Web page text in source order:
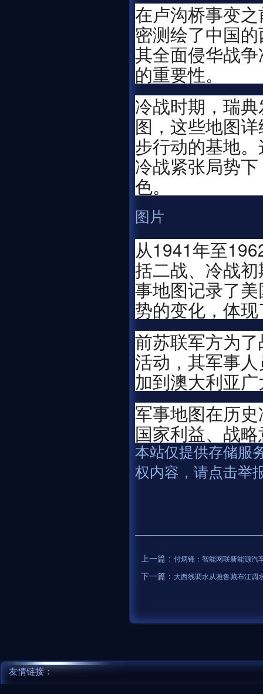
在卢沟桥事变
密测绘了中国
其全面侵华战
的重要性。
冷战时期，瑞
图，这些地图
步行动的基地
冷战紧张局势
色。
图片
从1941年至
括二战、冷战
事地图记录了
势的变化，体
前苏联军方为
活动，其军事
加到澳大利亚
军事地图在历
国家利益、战
本站仅提供存储服
权内容，请点击举
上一篇： 付炳锋：智能网联新能源汽
下一篇： 大西线调水从雅鲁藏布江调
友情链接：